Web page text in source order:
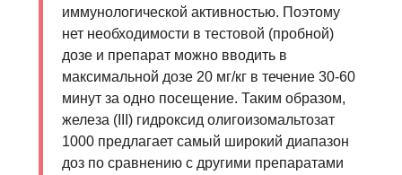
иммунологической активностью. Поэтому
нет необходимости в тестовой (пробной)
дозе и препарат можно вводить в
максимальной дозе 20 мг/кг в течение 30-60
минут за одно посещение. Таким образом,
железа (III) гидроксид олигоизомальтозат
1000 предлагает самый широкий диапазон
доз по сравнению с другими препаратами